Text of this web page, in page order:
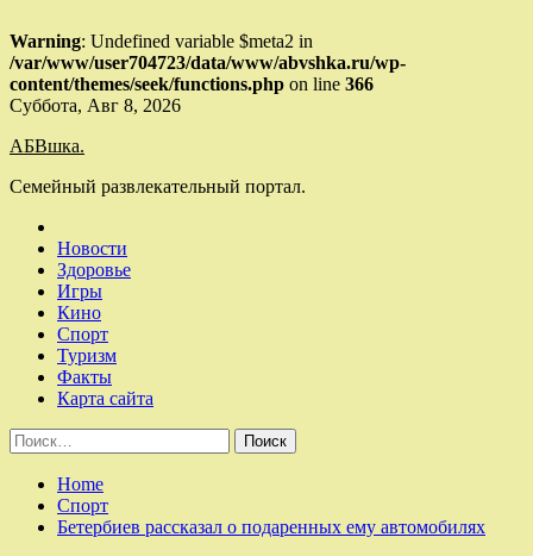
Warning: Undefined variable $meta2 in
/var/www/user704723/data/www/abvshka.ru/wp-
content/themes/seek/functions.php on line 366
Skip
content
Суббота, Авг 8, 2026
АБВшка.
Семейный развлекательный портал.
Новости
Здоровье
Игры
Кино
Спорт
Туризм
Факты
Карта сайта
Найти:
Home
Спорт
Бетербиев рассказал о подаренных ему автомобилях